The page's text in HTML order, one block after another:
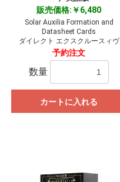
販売価格:￥6,480
Solar Auxilia Formation and
Datasheet Cards
ダイレクト エクスクルースィヴ
予約注文
数量
カートに入れる